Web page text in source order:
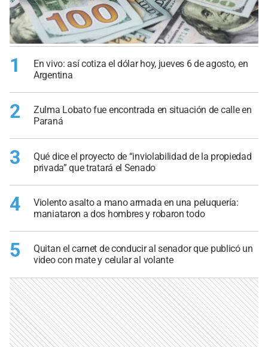
1
En vivo: así cotiza el dólar hoy, jueves 6 de agosto, en
Argentina
2
Zulma Lobato fue encontrada en situación de calle en
Paraná
3
Qué dice el proyecto de “inviolabilidad de la propiedad
privada” que tratará el Senado
4
Violento asalto a mano armada en una peluquería:
maniataron a dos hombres y robaron todo
5
Quitan el carnet de conducir al senador que publicó un
video con mate y celular al volante